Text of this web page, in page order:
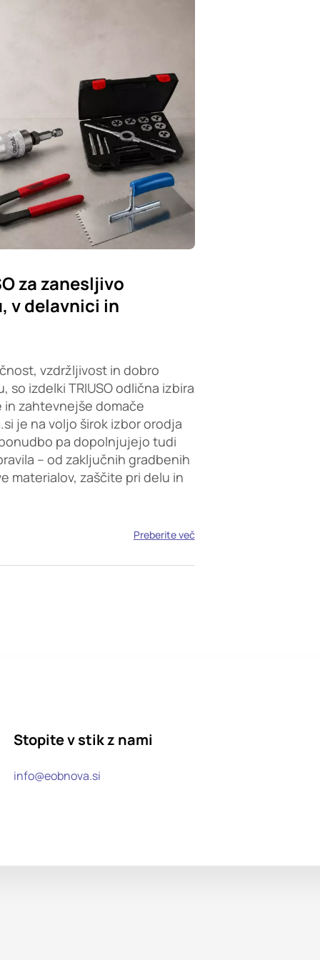
za zanesljivo
v delavnici in
vzdržljivost in dobro
izdelki TRIUSO odlična izbira
zahtevnejše domače
je na voljo širok izbor orodja
pa dopolnjujejo tudi
– od zaključnih gradbenih
materialov, zaščite pri delu in
Preberite več
Stopite v stik z nami
info@eobnova.si